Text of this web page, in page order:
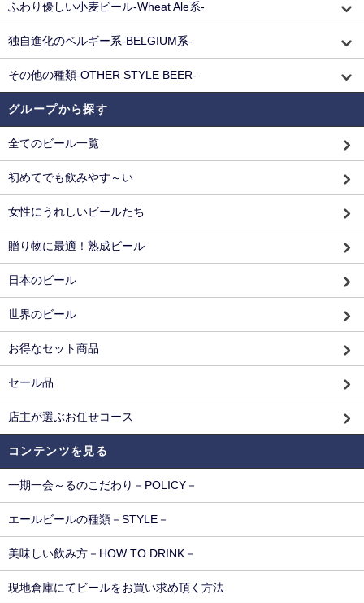
ふわり優しい小麦ビール-Wheat Ale系-
独自進化のベルギー系-BELGIUM系-
その他の種類-OTHER STYLE BEER-
グループから探す
全てのビール一覧
初めてでも飲みやす～い
女性にうれしいビールたち
贈り物に最適！熟成ビール
日本のビール
世界のビール
お得なセット商品
セール品
店主が選ぶお任せコース
コンテンツを見る
一期一会～るのこだわり－POLICY－
エールビールの種類－STYLE－
美味しい飲み方－HOW TO DRINK－
現地倉庫にてビールをお買い求め頂く方法